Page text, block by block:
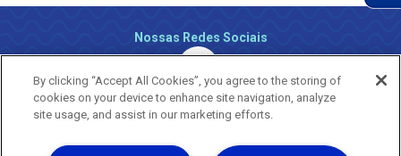
Nossas Redes Sociais
By clicking “Accept All Cookies”, you agree to the storing of
cookies on your device to enhance site navigation, analyze
site usage, and assist in our marketing efforts.